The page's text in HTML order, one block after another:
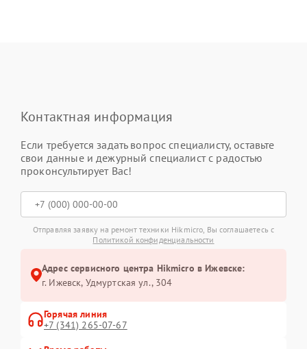
Контактная информация
Если требуется задать вопрос специалисту, оставьте
свои данные и дежурный специалист с радостью
проконсультирует Вас!
Отправляя заявку на ремонт техники Hikmicro, Вы соглашаетесь с
Политикой конфиденциальности
Адрес сервисного центра Hikmicro в Ижевске:
г. Ижевск, Удмуртская ул., 304
Горячая линия
+7 (341) 265-07-67